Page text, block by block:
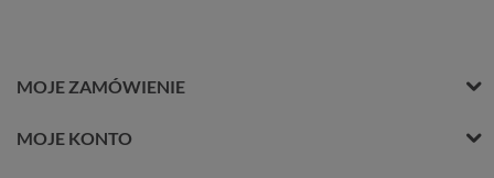
MOJE ZAMÓWIENIE
MOJE KONTO